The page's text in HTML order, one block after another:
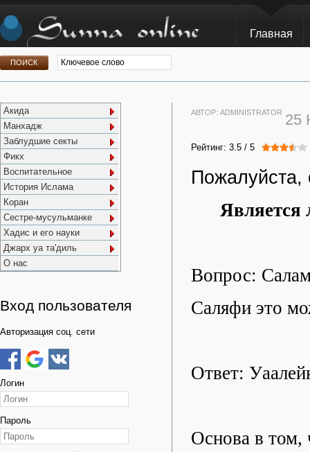
Главная
Акида
Манхадж
Заблудшие секты
Фикх
Воспитательное
История Ислама
Коран
Сестре-мусульманке
Хадис и его науки
Джарх уа та'диль
О нас
Вход пользователя
Авторизация соц. сети
Логин
Пароль
АВТОР: ADMINISTRATOR 25
Рейтинг: 3.5 / 5
Пожалуйста,
Является
Вопрос:
Саляфи это
Ответ:
Основа в том,